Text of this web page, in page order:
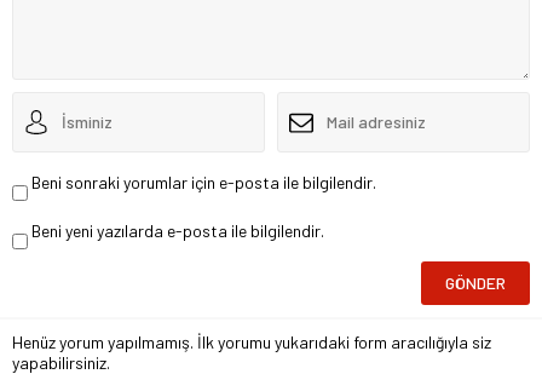
Beni sonraki yorumlar için e-posta ile bilgilendir.
Beni yeni yazılarda e-posta ile bilgilendir.
Henüz yorum yapılmamış. İlk yorumu yukarıdaki form aracılığıyla siz
yapabilirsiniz.